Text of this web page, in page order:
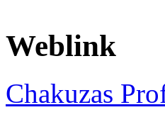
Weblink
Chakuzas